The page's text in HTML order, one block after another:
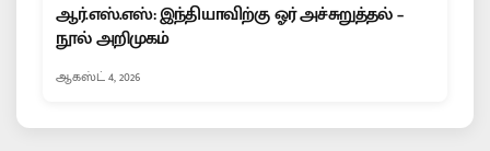
ஆர்.எஸ்.எஸ்: இந்தியாவிற்கு ஓர் அச்சுறுத்தல் –
நூல் அறிமுகம்
ஆகஸ்ட் 4, 2026